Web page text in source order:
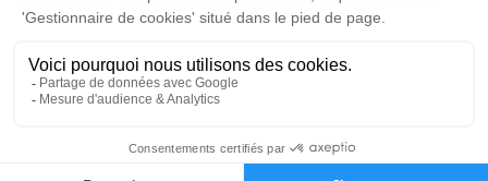
Nos réseaux sociaux
Politique de traitement des données personnelles
Politique d’utilisation des cookies
Zone d'intervention